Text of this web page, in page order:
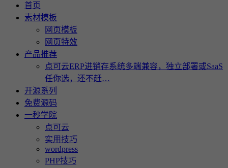
首页
素材模板
网页模板
网页特效
产品推荐
点可云ERP进销存系统多端兼容，独立部署或SaaS
任你选，还不赶…
开源系列
免费源码
一秒学院
点可云
实用技巧
wordpress
PHP技巧